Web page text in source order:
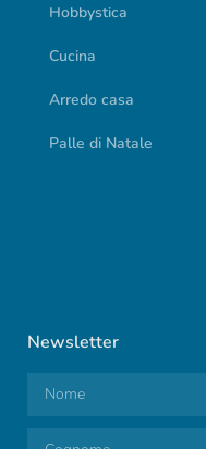
Hobbystica
Cucina
Arredo casa
Palle di Natale
Newsletter